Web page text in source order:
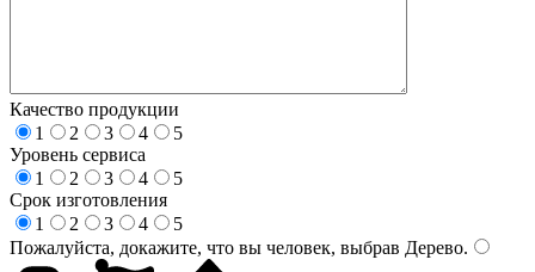
Качество продукции
1
2 3 4
5
Уровень сервиса
1
2 3 4
5
Срок изготовления
1
2 3 4
5
Пожалуйста, докажите, что вы человек, выбрав Дерево.